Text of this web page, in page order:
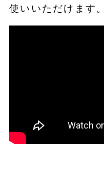
使いいただけます。​